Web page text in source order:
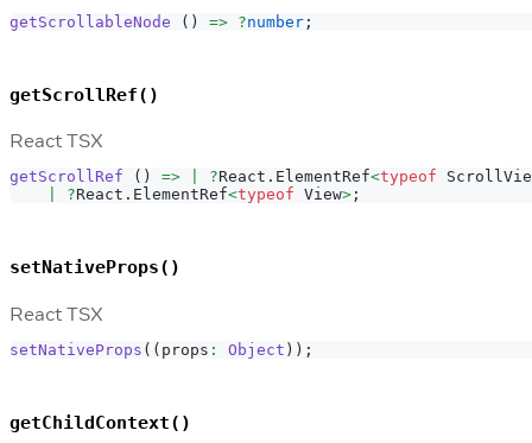
getScrollableNode ( ) => ?number ;
getScrollRef()
React TSX
getScrollRef ( ) => ?React . ElementRef<typeof
?React . ElementRef<typeof View> ;
setNativeProps()
React TSX
setNativeProps ( ( props : Object ) ) ;
getChildContext()